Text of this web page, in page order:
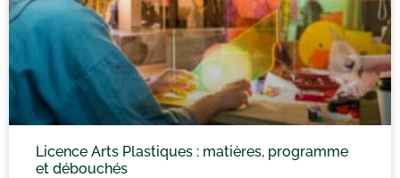
Licence Arts Plastiques : matières, programme
et débouchés